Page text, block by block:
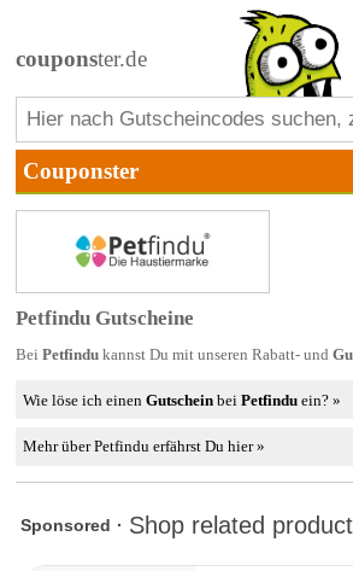
couponster.de
Petfindu Gutscheine
Bei Petfindukannst Du mit unseren Rabatt- und
Wie löse ich einenGutschein beiPetfindu ein? »
Mehr über Petfindu erfährst Du hier »